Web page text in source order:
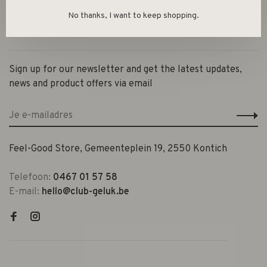
Privacy Policy
Sign up for our newsletter and get the latest updates,
news and product offers via email
Feel-Good Store, Gemeenteplein 19, 2550 Kontich
Telefoon: 0467 01 57 58
E-mail: hello@club-geluk.be
No thanks, I want to keep shopping.